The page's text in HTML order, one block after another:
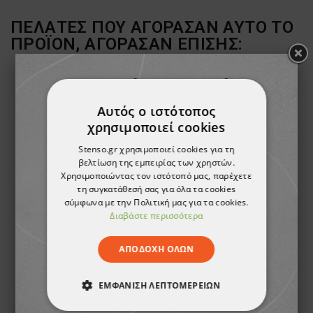
ΠΕΛΆΤΕΣ ΠΟΥ ΑΓΌΡΑΣΑΝ ΑΥΤΌ ΤΟ
ΠΡΟΪΌΝ, ΑΓΌΡΑΣΑΝ ΕΠΊΣΗΣ:
Φόρμα εργασίας PRISMA SUMMER ROYAL BLUE/NAVY
Αυτός ο ιστότοπος
χρησιμοποιεί cookies
Stenso.gr χρησιμοποιεί cookies για τη
βελτίωση της εμπειρίας των χρηστών.
Χρησιμοποιώντας τον ιστότοπό μας, παρέχετε
τη συγκατάθεσή σας για όλα τα cookies
σύμφωνα με την Πολιτική μας για τα cookies.
Διαβάστε περισσότερα
ΑΠΟΔΟΧΉ ΌΛΩΝ
ΕΜΦΆΝΙΣΗ ΛΕΠΤΟΜΕΡΕΙΏΝ